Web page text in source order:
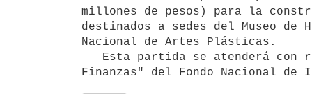
millones de pesos) para la
destinados a sedes del Museo
Nacional de Artes Plásticas.
Finanzas" del Fondo Nacional de